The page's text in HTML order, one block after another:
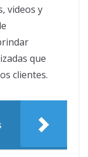
videos y
que
clientes.